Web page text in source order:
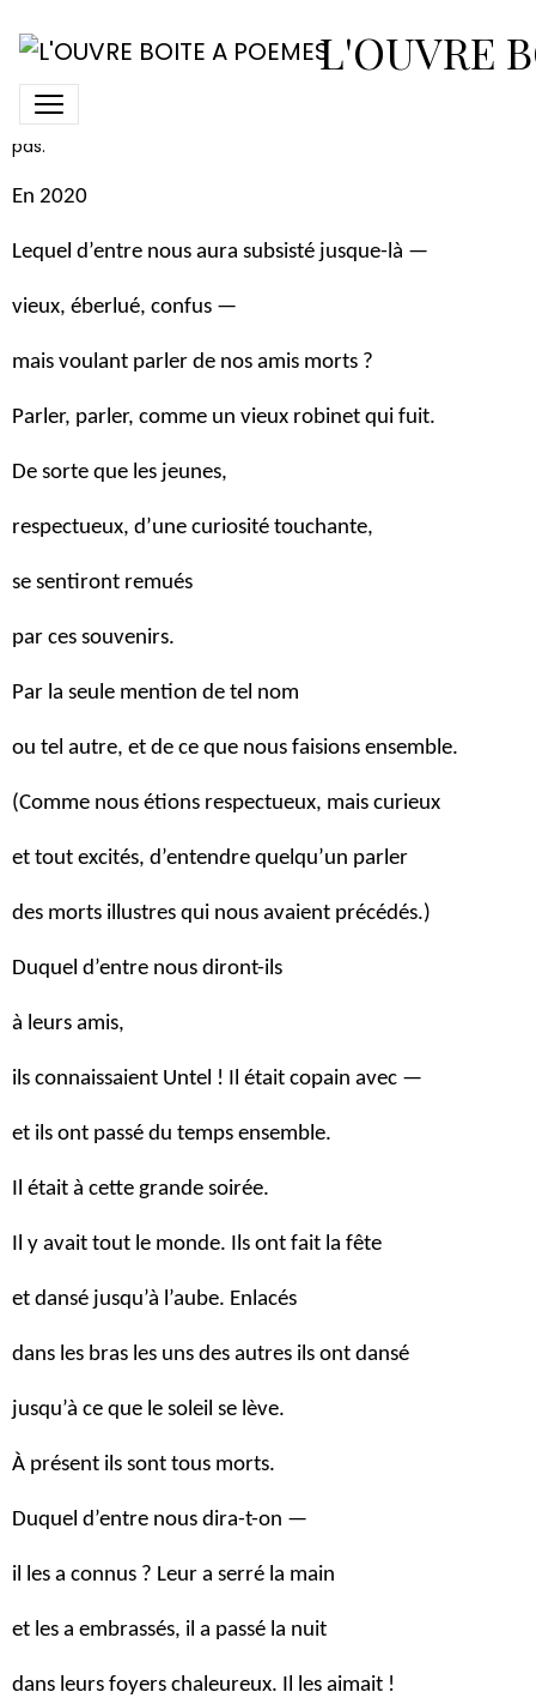
L'OUVRE
La boîte à souvenirs
Nous proposons dans cette catégorie "Boîte à souvenirs" des
poèmes de ceux qui nous ont quittés. Nous ne les oublions
pas.
En 2020
Lequel d’entre nous aura subsisté jusque-là —
vieux, éberlué, confus —
mais voulant parler de nos amis morts ?
Parler, parler, comme un vieux robinet qui fuit.
De sorte que les jeunes,
respectueux, d’une curiosité touchante,
se sentiront remués
par ces souvenirs.
Par la seule mention de tel nom
ou tel autre, et de ce que nous faisions ensemble.
(Comme nous étions respectueux, mais curieux
et tout excités, d’entendre quelqu’un parler
des morts illustres qui nous avaient précédés.)
Duquel d’entre nous diront-ils
à leurs amis,
ils connaissaient Untel ! Il était copain avec —
et ils ont passé du temps ensemble.
Il était à cette grande soirée.
Il y avait tout le monde. Ils ont fait la fête
et dansé jusqu’à l’aube. Enlacés
dans les bras les uns des autres ils ont dansé
jusqu’à ce que le soleil se lève.
À présent ils sont tous morts.
Duquel d’entre nous dira-t-on —
il les a connus ? Leur a serré la main
et les a embrassés, il a passé la nuit
dans leurs foyers chaleureux. Il les aimait !